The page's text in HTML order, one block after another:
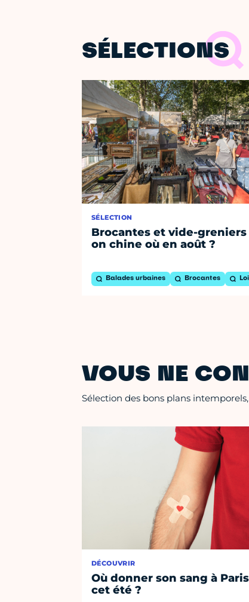
SÉLECTIONS
SÉLECTION
Brocantes et vide-greniers
on chine où en août ?
Balades urbaines Brocantes
VOUS NE
Sélection des bons plans
DÉCOUVRIR
Où donner son sang à Paris
cet été ?